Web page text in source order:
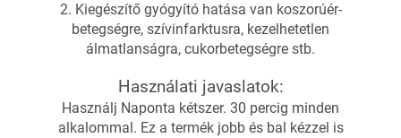
2. Kiegészítő gyógyító hatása van koszorúér-
betegségre, szívinfarktusra, kezelhetetlen
álmatlanságra, cukorbetegségre stb.
Használati javaslatok:
Használj Naponta kétszer. 30 percig minden
alkalommal. Ez a termék jobb és bal kézzel is